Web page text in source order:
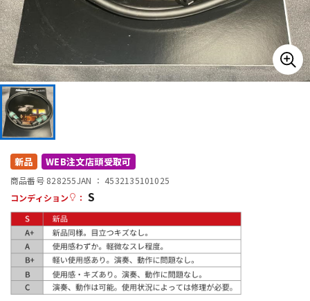
アンプ エフェクター
配信/ライブ機器
中古
新品 WEB注文店頭受取可
商品番号 828255JAN ： 4532135101025
コンディション
： S